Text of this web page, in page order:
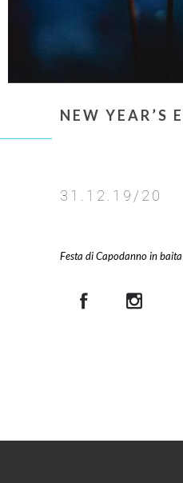
NEW YEAR’S
31.12.19/20
Festa di Capodanno in